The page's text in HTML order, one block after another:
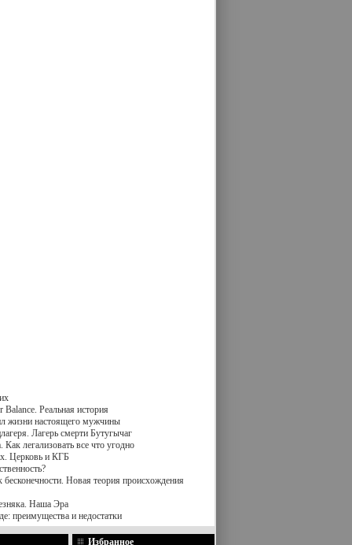
Balance. Реальная история
жизни настоящего мужчины
Лагерь смерти Бутугычаг
легализовать все что угодно
Церковь и КГБ
бесконечности. Новая теория происхождения
Наша Эра
преимущества и недостатки
Избранное